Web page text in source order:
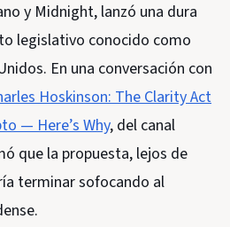
y Midnight, lanzó una dura
legislativo conocido como
En una conversación con
Hoskinson: The Clarity Act
— Here’s Why, del canal
que la propuesta, lejos de
terminar sofocando al